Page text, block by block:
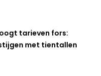
tarieven fors:
met tientallen